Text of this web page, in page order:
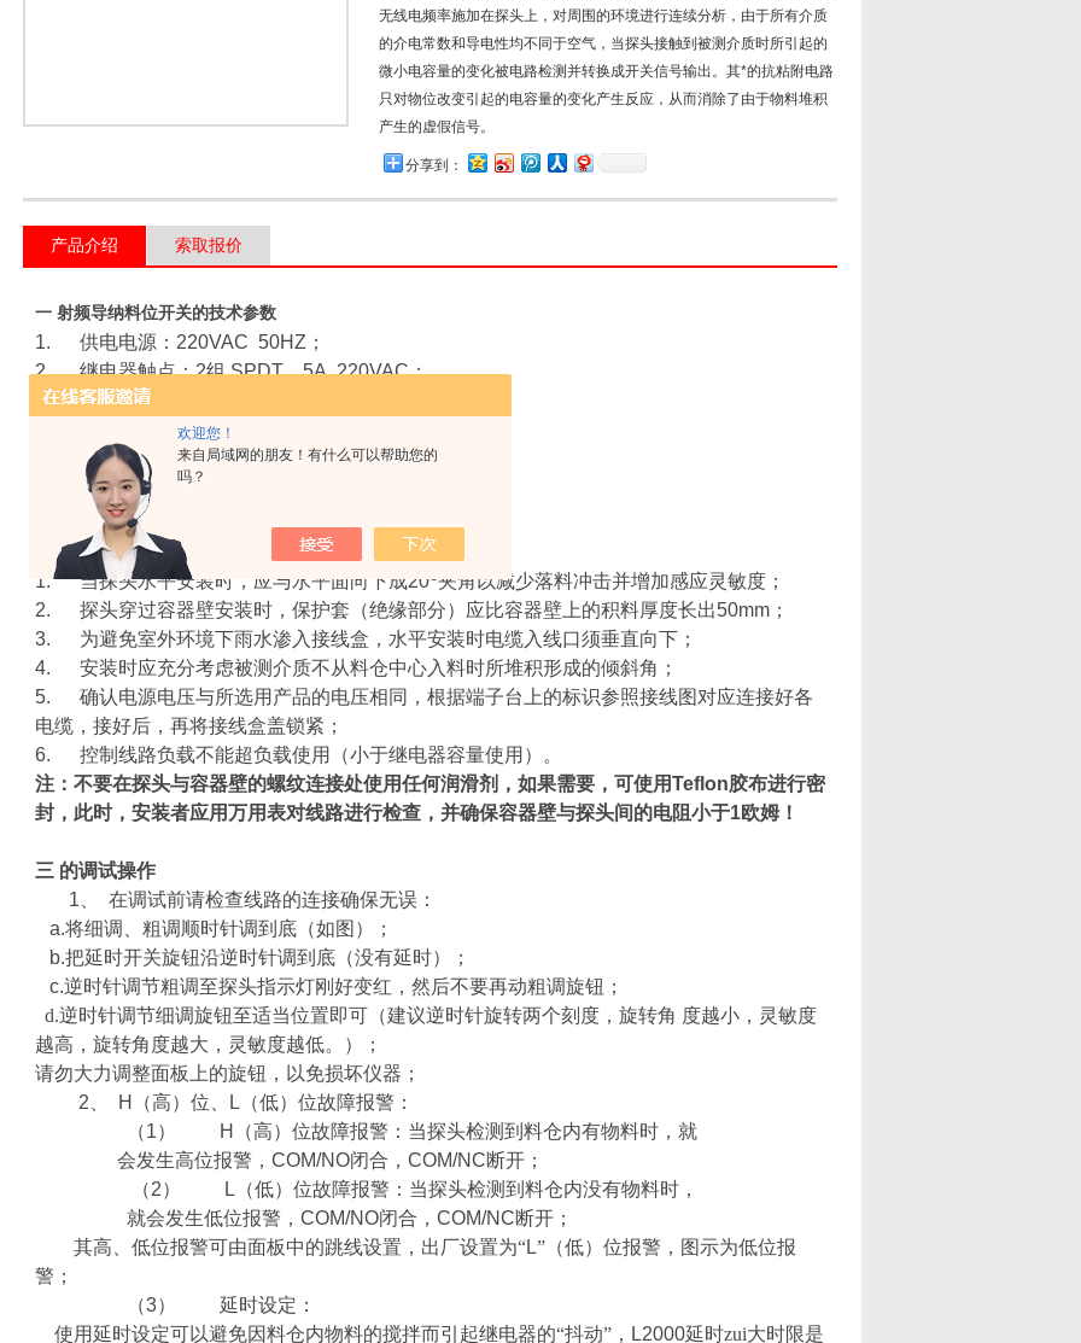
欢迎您！
来自局域网的朋友！有什么可以帮助您的
吗？
无线电频率施加在探头上，对周围的环境进行连续分析，由于所有介质
的介电常数和导电性均不同于空气，当探头接触到被测介质时所引起的
微小电容量的变化被电路检测并转换成开关信号输出。其*的抗粘附电路
只对物位改变引起的电容量的变化产生反应，从而消除了由于物料堆积
产生的虚假信号。
分享到：
产品介绍 索取报价
一 射频导纳料位开关的技术参数
1. 供电电源： 220VAC 50HZ ；
2.继电器触点：2组SPDT，5A220VAC；
3.材质、感应棒：
0.5pf~750pf
工作温度： -10~125℃；
连接：螺纹 3/4
延时时间：
二 射频导纳料位开关的
1.当探头水平安装时，应与水平面向下成20o夹角以减少落料冲击并增加感应灵敏度；
2. 探头穿过容器壁安装时，保护套（绝缘部分）应比容器壁上的积料厚度长出50mm ；
3. 为避免室外环境下雨水渗入接线盒，水平安装时电缆入线口须垂直向下；
4. 安装时应充分考虑被测介质不从料仓中心入料时所堆积形成的倾斜角；
5. 确认电源电压与所选用产品的电压相同，根据端子台上的标识参照接线图对应连接好各
电缆，接好后，再将接线盒盖锁紧；
6. 控制线路负载不能超负载使用 （小于继电器容量使用 ）
。
注：不要在探头与容器壁的螺纹连接处使用任何润滑剂，如果需要，可使用Teflon胶布进行密
封，此时，安装者应用万用表对线路进行检查，并确保容器壁与探头间的电阻小于1欧姆！
三 的调试操作
1、 在调试前请检查线路的连接确保无误：
a.将细调、粗调顺时针调到底（如图）；
b.把延时开关旋钮沿逆时针调到底（没有延时）；
c.逆时针调节粗调至探头指示灯刚好变红，然后不要再动粗调旋钮；
d.逆时针调节细调旋钮至适当位置即可（建议逆时针旋转两个刻度，旋转角 度越小，灵敏度
越高，旋转角度越大，灵敏度越低。）；
请勿大力调整面板上的旋钮，以免损坏仪器；
2、
H （高）位、 L （低）位故障报警：
（1）
H
（高）位故障报警：当探头检测到料仓内有物料时，就
会发生高位报警， COM/NO闭合， COM/NC断开；
（2）
L （低）位故障报警：当探头检测到料仓内没有物料时，
就会发生低位报警， COM/NO闭合， COM/NC断开；
其高、低位报警可由面板中的跳线设置，出厂设置为“L”（低）位报警，图示为低位报
警；
（3） 延时设定：
使用延时设定可以避免因料仓内物料的搅拌而引起继电器的“抖动”， L2000延时zui大时限是